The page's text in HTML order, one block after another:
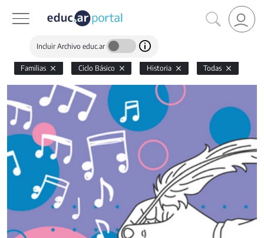
Incluir Archivo educ.ar
Familias Ciclo Básico Historia Todas